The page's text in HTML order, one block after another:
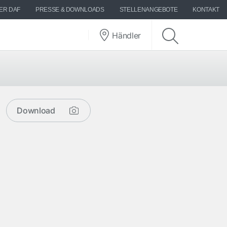
DAF PRESSE & DOWNLOADS STELLENANGEBOTE KONTAKT
Händler
Download